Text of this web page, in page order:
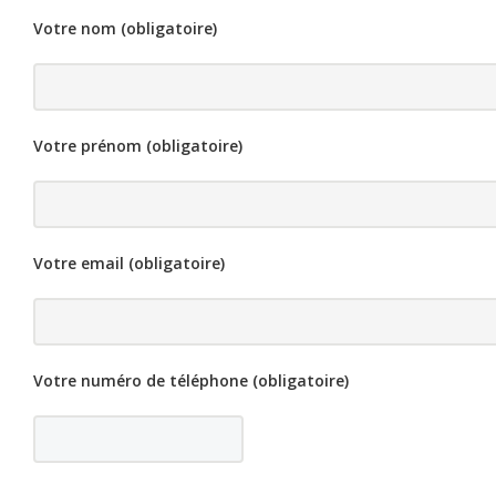
Votre nom (obligatoire)
Votre prénom (obligatoire)
Votre email (obligatoire)
Votre numéro de téléphone (obligatoire)